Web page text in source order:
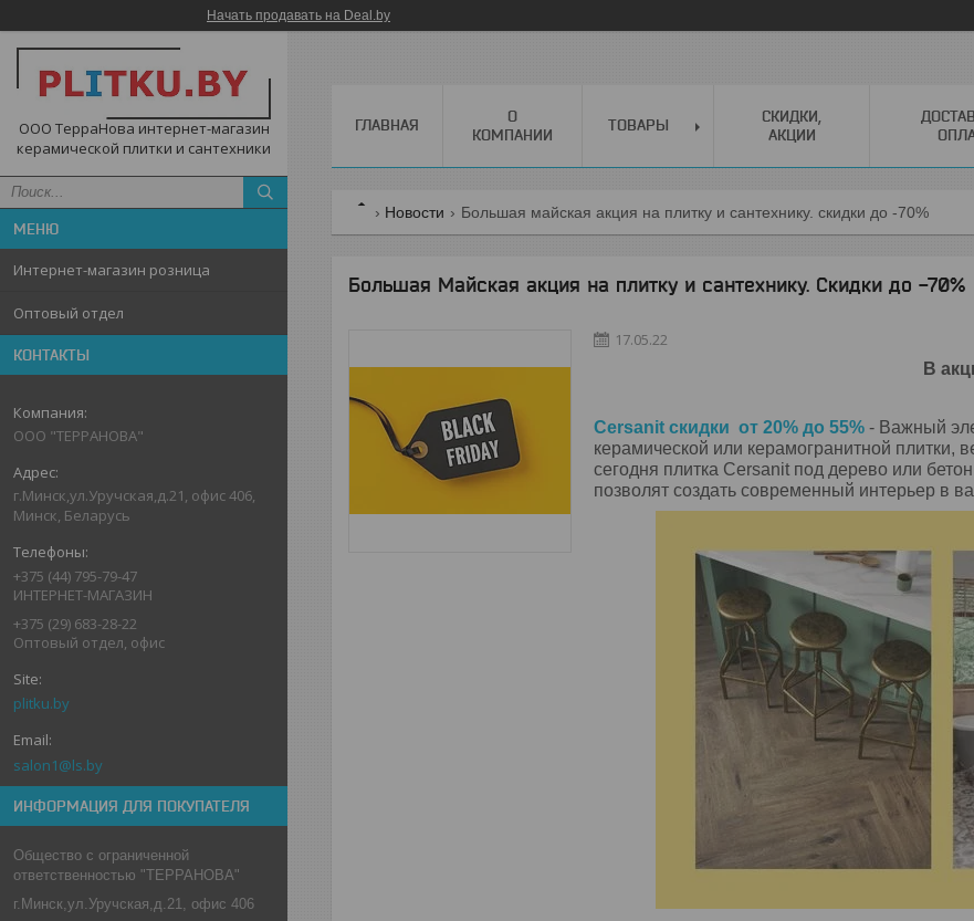
Начать продавать на Deal.by
ООО ТерраНова интернет-магазин
керамической плитки и сантехники
Интернет-магазин розница
Оптовый отдел
КОНТАКТЫ
ООО "ТЕРРАНОВА"
г.Минск,ул.Уручская,д.21, офис 406,
Минск, Беларусь
+375 (44) 795-79-47
ИНТЕРНЕТ-МАГАЗИН
+375 (29) 683-28-22
Оптовый отдел, офис
plitku.by
salon1@ls.by
ИНФОРМАЦИЯ ДЛЯ ПОКУПАТЕЛЯ
Общество с ограниченной
ответственностью "ТЕРРАНОВА"
г.Минск,ул.Уручская,д.21, офис 406
ГЛАВНАЯ
О
КОМПАНИИ
ТОВАРЫ
СКИДКИ,
АКЦИИ
Новости Большая майская акция на плитку и сантехнику. скидки до -70%
Большая Майская акция на плитку и сантехнику. Скидки до -70%
17.05.22
В
Cersanit скидки от 20% до 55% - Важный
керамической или керамогранитной плитки,
сегодня плитка Cersanit под дерево или
позволят создать современный интерьер в